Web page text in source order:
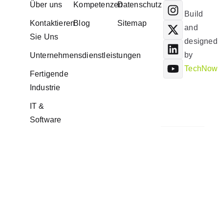
Über uns
Kontaktieren
Sie Uns
Unternehmensdienstleistungen
Fertigende
Industrie
IT &
Software
Kompetenzen
Blog
Datenschutz
Sitemap
Build
and
designed
by
TechNow